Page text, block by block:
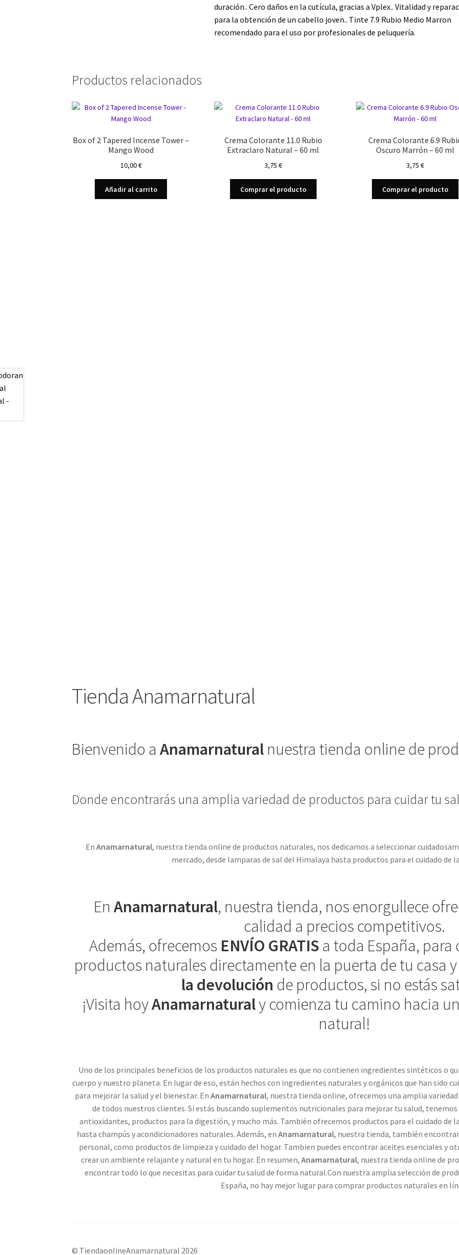
duración.. Cero daños en la cutícula, gracias a Vplex.. Vitalidad y
para la obtención de un cabello joven.. Tinte 7.9 Rubio Medio Marron
recomendado para el uso por profesionales de peluquería.
Productos relacionados
Box of 2 Tapered Incense Tower –
Mango Wood
10,00€
Añadir al carrito
Crema Colorante 11.0 Rubio
Extraclaro Natural – 60 ml
3,75 €
Comprar el producto
Crema Colorante 6.9
Oscuro Marrón – 60 ml
3,75€
Comprar el producto
Tienda Anamarnatural
Bienvenido aAnamarnatural nuestra tienda online de
Donde encontrarás una amplia variedad de productos para cuidar tu
En Anamarnatural, nuestra tienda online de productos naturales, nos dedicamos a seleccionar
mercado, desde lamparas de sal del Himalaya hasta productos para el cuidado de
En Anamarnatural, nuestra tienda, nos enorgullece
calidad a precios competitivos.
Además, ofrecemos ENVÍO GRATIS a toda España,
productos naturales directamente en la puerta de tu casa y
la devolución de productos, si no estás
¡Visita hoyAnamarnaturaly comienza tu camino hacia
natural!
Uno de los principales beneficios de los productos naturales es que no contienen ingredientes sintéticos o
cuerpo y nuestro planeta. En lugar de eso, están hechos con ingredientes naturales y orgánicos que han sido
para mejorar la salud y el bienestar. En Anamarnatural, nuestra tienda online, ofrecemos una amplia
de todos nuestros clientes. Si estás buscando suplementos nutricionales para mejorar tu salud,
antioxidantes, productos para la digestión, y mucho más. También ofrecemos productos para el cuidado de
hasta champús y acondicionadores naturales. Además, en Anamarnatural, nuestra tienda, también
personal, como productos de limpieza y cuidado del hogar. Tambien puedes encontrar aceites esenciales y
crear un ambiente relajante y natural en tu hogar. En resumen, Anamarnatural, nuestra tienda online de
encontrar todo lo que necesitas para cuidar tu salud de forma natural.Con nuestra amplia selección de
España, no hay mejor lugar para comprar productos naturales en
© TiendaonlineAnamarnatural 2026